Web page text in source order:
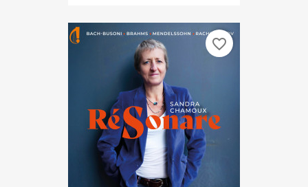
favorite_border